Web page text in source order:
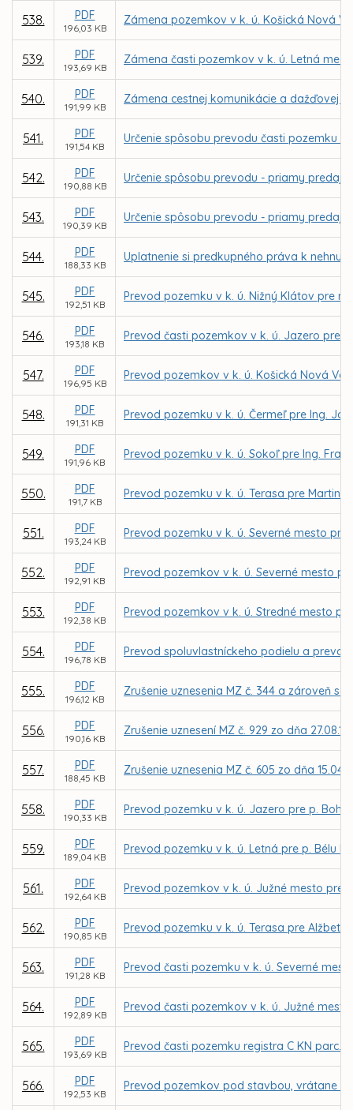
538. PDF
196,03 KB
Zámena pozemkov v k. ú. Košická Nová
539. PDF
193,69 KB
Zámena časti pozemkov v k. ú. Letná
540. PDF
191,99 KB
Zámena cestnej komunikácie a dažďovej
541. PDF
191,54 KB
Určenie spôsobu prevodu časti pozemku
542. PDF
190,88 KB
Určenie spôsobu prevodu - priamy predaj
543. PDF
190,39 KB
Určenie spôsobu prevodu - priamy predaj
544. PDF
188,33 KB
Uplatnenie si predkupného práva k
545. PDF
192,51 KB
Prevod pozemku v k. ú. Nižný Klátov pre
546. PDF
193,18 KB
Prevod časti pozemkov v k. ú. Jazero pre
547. PDF
196,95 KB
Prevod pozemkov v k. ú. Košická Nová
548. PDF
191,31 KB
Prevod pozemku v k. ú. Čermeľ pre Ing.
549. PDF
191,96 KB
Prevod pozemku v k. ú. Sokoľ pre Ing.
550. PDF
191,7 KB
Prevod pozemku v k. ú. Terasa pre
551. PDF
193,24 KB
Prevod pozemku v k. ú. Severné mesto
552. PDF
192,91 KB
Prevod pozemkov v k. ú. Severné mesto
553. PDF
192,38 KB
Prevod pozemkov v k. ú. Stredné mesto
554. PDF
196,78 KB
Prevod spoluvlastníckeho podielu a
555. PDF
196,12 KB
Zrušenie uznesenia MZ č. 344 a zároveň
556. PDF
190,16 KB
Zrušenie uznesení MZ č. 929 zo dňa
557. PDF
188,45 KB
Zrušenie uznesenia MZ č. 605 zo dňa
558. PDF
190,33 KB
Prevod pozemku v k. ú. Jazero pre p.
559. PDF
189,04 KB
Prevod pozemku v k. ú. Letná pre p. Bélu
561. PDF
192,64 KB
Prevod pozemkov v k. ú. Južné mesto pre
562. PDF
190,85 KB
Prevod pozemku v k. ú. Terasa pre Alžbetu
563. PDF
191,28 KB
Prevod časti pozemku v k. ú. Severné
564. PDF
192,89 KB
Prevod časti pozemkov v k. ú. Južné mesto
565. PDF
193,69 KB
Prevod časti pozemku registra C KN parc.
566. PDF
192,53 KB
Prevod pozemkov pod stavbou, vrátane